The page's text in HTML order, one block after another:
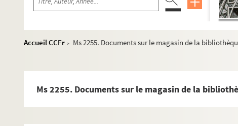
Accueil CCFr >
Ms 2255. Documents sur le magasin de la
Ms 2255. Documents sur le magasin de la
Ms 2205. Mémorial des choses notables par moi Jean de Saint-
Ms 2206. Notes tirées de la Statistique manuscrite du
Ms 2211. Lettres patentes portant érection d’un hôpital général